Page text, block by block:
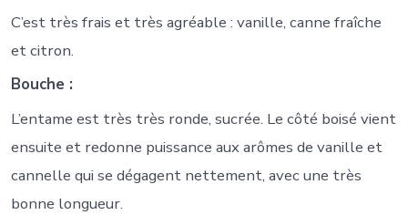
C’est très frais et très agréable : vanille, canne fraîche
et citron.
Bouche :
L’entame est très très ronde, sucrée. Le côté boisé vient
ensuite et redonne puissance aux arômes de vanille et
cannelle qui se dégagent nettement, avec une très
bonne longueur.